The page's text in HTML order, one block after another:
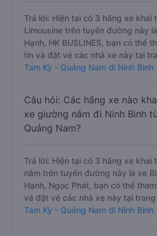
Trả lời: Hiện tại có 3 hãng xe khai
Limousine trên tuyến đường này
Hạnh, HK BUSLINES, bạn có thể
tin và đặt vé các nhà xe này tại
Tam Kỳ - Quảng Nam đi Ninh Bình
Câu hỏi: Các hãng xe nào
xe giường nằm đi Ninh Bình
Quảng Nam?
Trả lời: Hiện tại có 3 hãng xe khai
nằm trên tuyến đường này là xe
Hạnh, Ngọc Phát, bạn có thể
và đặt vé các nhà xe này tại trang
Tam Kỳ - Quảng Nam đi Ninh Bình